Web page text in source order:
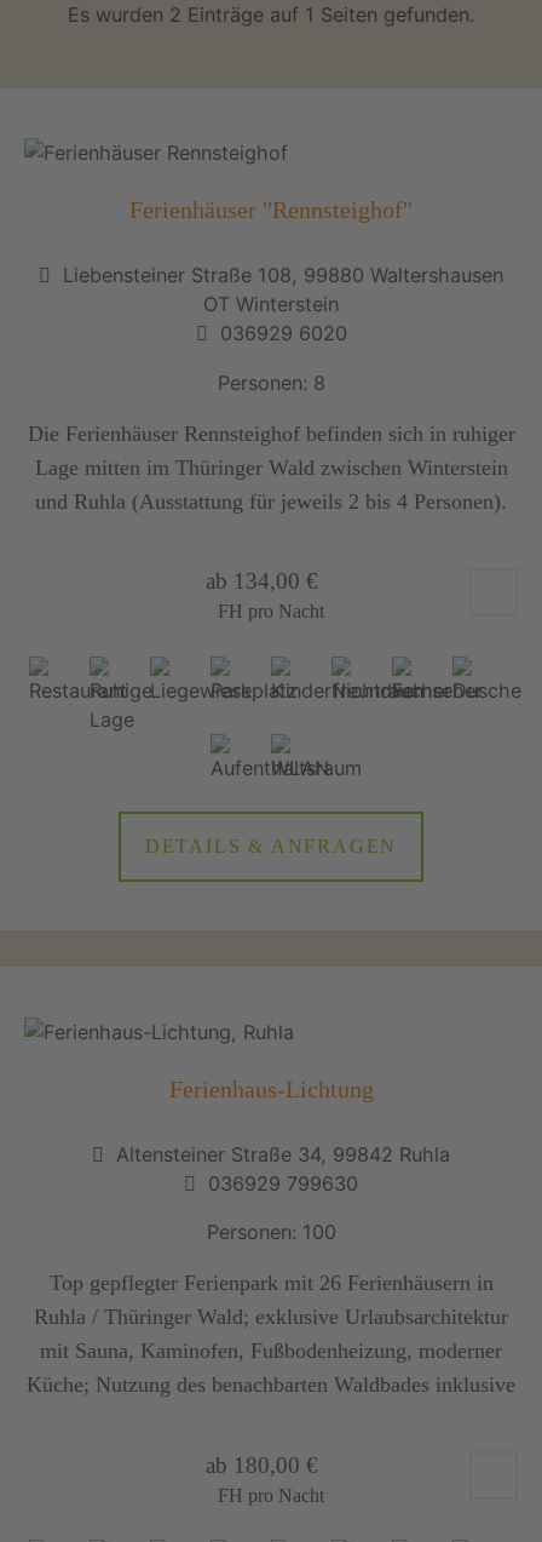
Es wurden 2 Einträge auf 1 Seiten gefunden.
Ferienhäuser "Rennsteighof"
Liebensteiner Straße 108, 99880 Waltershausen
OT Winterstein
036929 6020
Personen: 8
Die Ferienhäuser Rennsteighof befinden sich in ruhiger
Lage mitten im Thüringer Wald zwischen Winterstein
und Ruhla (Ausstattung für jeweils 2 bis 4 Personen).
ab 134,00 €
FH pro Nacht
DETAILS & ANFRAGEN
Ferienhaus-Lichtung
Altensteiner Straße 34, 99842 Ruhla
036929 799630
Personen: 100
Top gepflegter Ferienpark mit 26 Ferienhäusern in
Ruhla / Thüringer Wald; exklusive Urlaubsarchitektur
mit Sauna, Kaminofen, Fußbodenheizung, moderner
Küche; Nutzung des benachbarten Waldbades inklusive
ab 180,00 €
FH pro Nacht